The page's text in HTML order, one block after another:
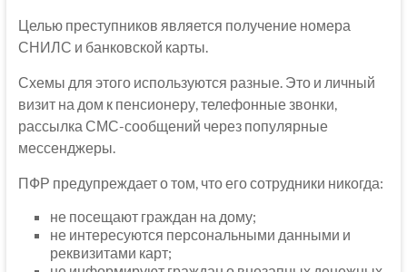
Целью преступников является получение номера
СНИЛС и банковской карты.
Схемы для этого используются разные. Это и личный
визит на дом к пенсионеру, телефонные звонки,
рассылка СМС-сообщений через популярные
мессенджеры.
ПФР предупреждает о том, что его сотрудники никогда:
не посещают граждан на дому;
не интересуются персональными данными и
реквизитами карт;